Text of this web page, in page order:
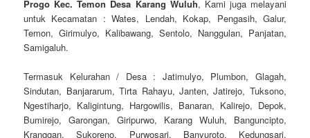
Progo Kec. Temon Desa Karang Wuluh, Kami juga melayani
untuk Kecamatan : Wates, Lendah, Kokap, Pengasih, Galur,
Temon, Girimulyo, Kalibawang, Sentolo, Nanggulan, Panjatan,
Samigaluh.
Termasuk Kelurahan / Desa : Jatimulyo, Plumbon, Glagah,
Sindutan, Banjararum, Tirta Rahayu, Janten, Jatirejo, Tuksono,
Ngestiharjo, Kaligintung, Hargowilis, Banaran, Kalirejo, Depok,
Bumirejo, Garongan, Giripurwo, Karang Wuluh, Banguncipto,
Kranggan, Sukoreno, Purwosari, Banyuroto, Kedungsari,